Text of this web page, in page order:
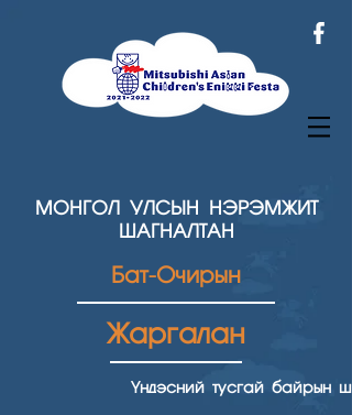
МОНГОЛ УЛСЫН НЭРЭМЖИТ
ШАГНАЛТАН
Бат-Очирын
Жаргалан
Үндэсний тусгай байрын